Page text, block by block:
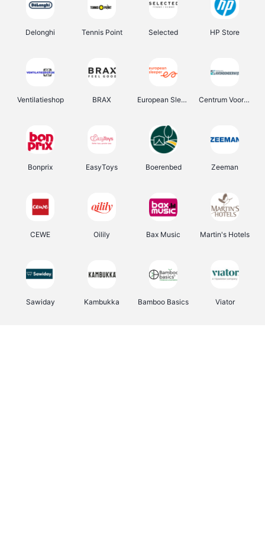
Delonghi Tennis Point Selected HP Store
Ventilatieshop BRAX European Sleeper Centrum Voor Avondonderwijs
Bonprix EasyToys Boerenbed Zeeman
CEWE Oilily Bax Music Martin's Hotels
Sawiday Kambukka Bamboo Basics Viator